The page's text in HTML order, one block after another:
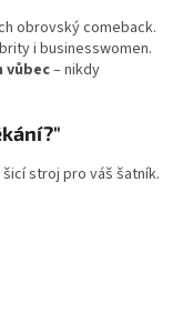
obrovský comeback.
i businesswomen.
vůbec– nikdy
stroj pro váš šatník.